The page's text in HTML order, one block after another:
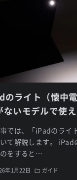
のライト（懐中
ないモデルで使
では、「iPadのライ
て解説します。 iPad
のをすると…
年1月22日 ガイド